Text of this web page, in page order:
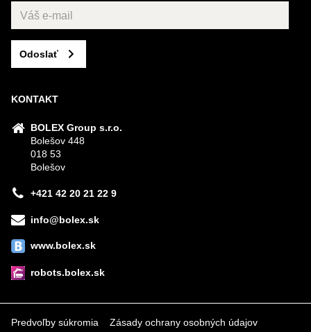
Odoslať
KONTAKT
BOLEX Group s.r.o.
Bolešov 448
018 53
Bolešov
+421 42 20 21 22 9
info@bolex.sk
www.bolex.sk
robots.bolex.sk
Predvoľby súkromia Zásady ochrany osobných údajov